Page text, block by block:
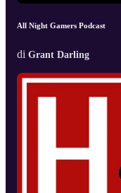
All Night Gamers Podcast
di Grant Darling